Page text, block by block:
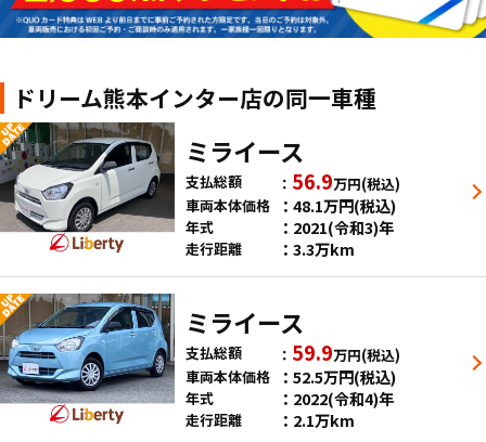
ドリーム熊本インター店の同一車種
ミライース
支払総額 56.9万円(税込)
車両本体価格
48.1万円(税込)
年式 2021(令和3)年
走行距離 3.3万km
ミライース
支払総額 59.9万円(税込)
車両本体価格
52.5万円(税込)
年式 2022(令和4)年
走行距離 2.1万km